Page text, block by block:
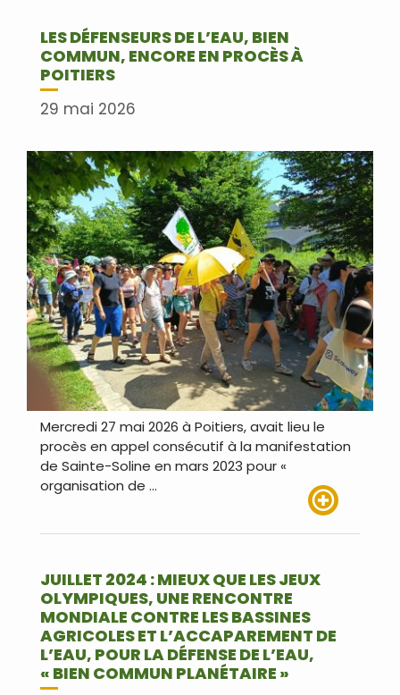
LES DÉFENSEURS DE L’EAU, BIEN
COMMUN, ENCORE EN PROCÈS À
POITIERS
29 mai 2026
Mercredi 27 mai 2026 à Poitiers, avait lieu le
procès en appel consécutif à la manifestation
de Sainte-Soline en mars 2023 pour «
organisation de …
JUILLET 2024 : MIEUX QUE LES JEUX
OLYMPIQUES, UNE RENCONTRE
MONDIALE CONTRE LES BASSINES
AGRICOLES ET L’ACCAPAREMENT DE
L’EAU, POUR LA DÉFENSE DE L’EAU,
« BIEN COMMUN PLANÉTAIRE »